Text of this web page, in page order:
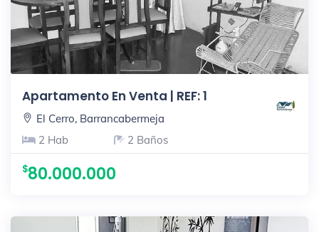
Apartamento En Venta | REF: 1
El Cerro, Barrancabermeja
2 Hab
2 Baños
80.000.000